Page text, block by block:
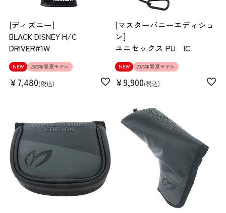
[ディズニー]
BLACK DISNEY H/C
DRIVER#1W
NEW 2026年春夏モデル
¥7,480 税込
[マスターバニーエディショ
ン]
ユニセックス PU IC
NEW 2026年春夏モデル
¥9,900 税込